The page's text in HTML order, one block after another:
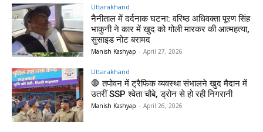
Uttarakhand
नैनीताल में दर्दनाक घटना: वरिष्ठ अधिवक्ता पूरण सिंह
भाकुनी ने कार में खुद को गोली मारकर की आत्महत्या,
सुसाइड नोट बरामद
Manish Kashyap - April 27, 2026
Uttarakhand
🛑 तपोवन में ट्रैफिक व्यवस्था संभालने खुद मैदान में
उतरीं SSP श्वेता चौबे, ड्रोन से हो रही निगरानी
Manish Kashyap - April 26, 2026